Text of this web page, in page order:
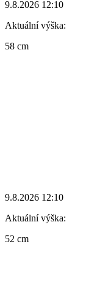
9.8.2026 12:10
Aktuální výška:
58 cm
9.8.2026 12:10
Aktuální výška:
52 cm